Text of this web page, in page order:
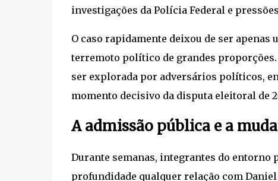
investigações da Polícia Federal e
O caso rapidamente deixou de ser
terremoto político de grandes
ser explorada por adversários políticos,
momento decisivo da disputa eleitoral de
A admissão pública e a
Durante semanas, integrantes do
profundidade qualquer relação com